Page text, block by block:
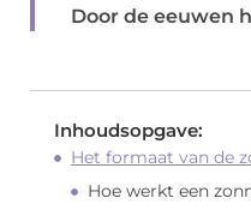
Door de eeuwen
Inhoudsopgave:
Het formaat van de
Hoe werkt een